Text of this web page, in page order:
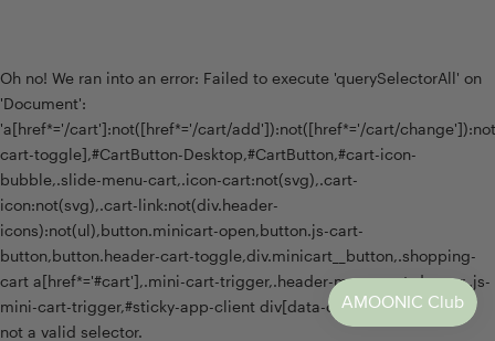
Oh no! We ran into an error: Failed to execute 'querySelectorAll' on
'Document':
'a[href*='/cart']:not([href*='/cart/add']):not([href*='/cart/
cart-toggle],#CartButton-Desktop,#CartButton,#cart-icon-
bubble,.slide-menu-cart,.icon-cart:not(svg),.cart-
icon:not(svg),.cart-link:not(div.header-
icons):not(ul),button.minicart-open,button.js-cart-
button,button.header-cart-toggle,div.minicart__button,.shopping-
cart a[href*='#cart'],.mini-cart-trigger,.header-menu-cart-drawer,.js-
mini-cart-trigger,#sticky-app-client div[data-cl='sticky-button']' is
not a valid selector.